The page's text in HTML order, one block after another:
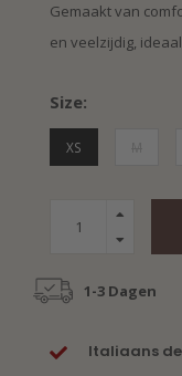
Gemaakt van
en veelzijdig,
Size:
XS
1-3 Dagen
Italiaans